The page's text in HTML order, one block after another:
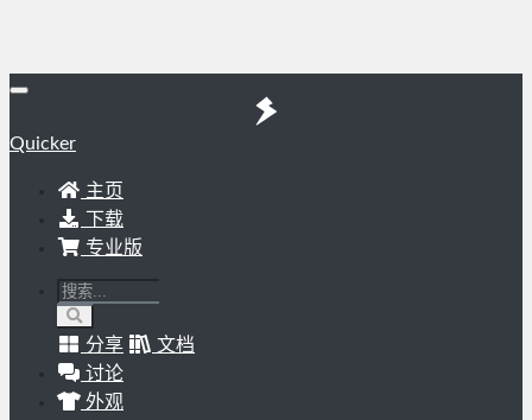
Quicker
主页
下载
专业版
分享
文档
讨论
外观